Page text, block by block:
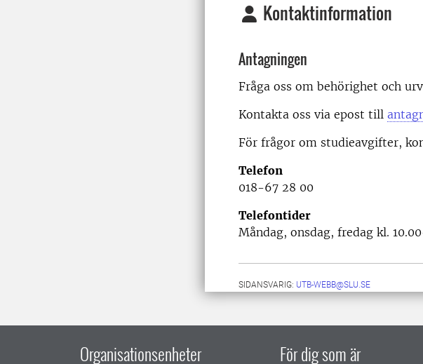
Kontaktinformation
Antagningen
Fråga oss om behörighet och
Kontakta oss via epost till
För frågor om studieavgifter,
Telefon
018-67 28 00
Telefontider
Måndag, onsdag, fredag kl.
SIDANSVARIG: UTB-WEBB@SLU.SE
Organisationsenheter För dig som är